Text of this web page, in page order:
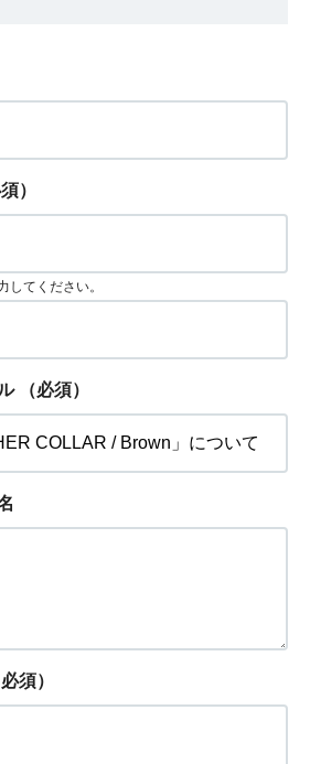
）
てください。
（必須）
必須）